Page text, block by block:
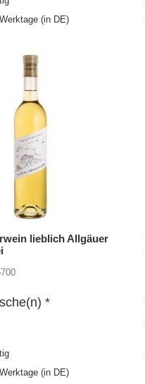
(in DE)
lieblich Allgäuer
*
(in DE)